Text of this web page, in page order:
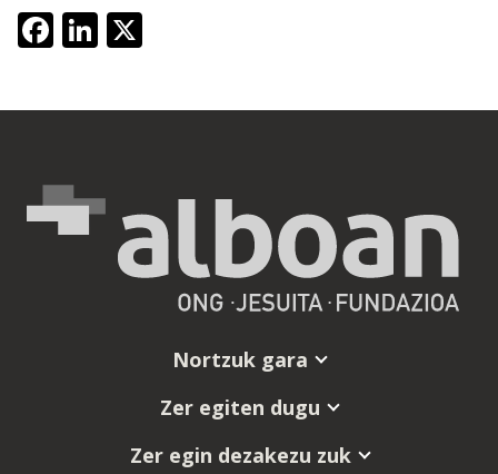
Facebook
LinkedIn
Nortzuk gara
Zer egiten dugu
Zer egin dezakezu zuk